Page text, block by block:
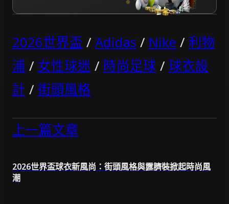
2026世界盃 / Adidas / Nike / 利物
浦 / 女性球迷 / 時尚足球 / 球衣設
計 / 街頭風格
上一篇文章
2026世界盃球衣新風尚：街頭風格與露臍裝掀起時尚風
潮